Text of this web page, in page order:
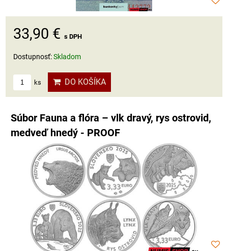
33,90 € s DPH
Dostupnosť:Skladom
ks DO KOŠÍKA
Súbor Fauna a flóra – vlk dravý, rys ostrovid,
medveď hnedý - PROOF